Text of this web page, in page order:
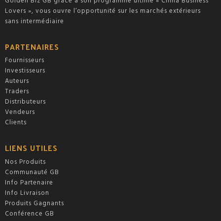
Lovers », vous ouvre l’opportunité sur les marchés extérieurs
sans intermédiaire
PARTENAIRES
Fournisseurs
Investisseurs
Auteurs
Traders
Distributeurs
Vendeurs
Clients
LIENS UTILES
Nos Produits
Communauté GB
Info Partenaire
Info Livraison
Produits Gagnants
Conférence GB